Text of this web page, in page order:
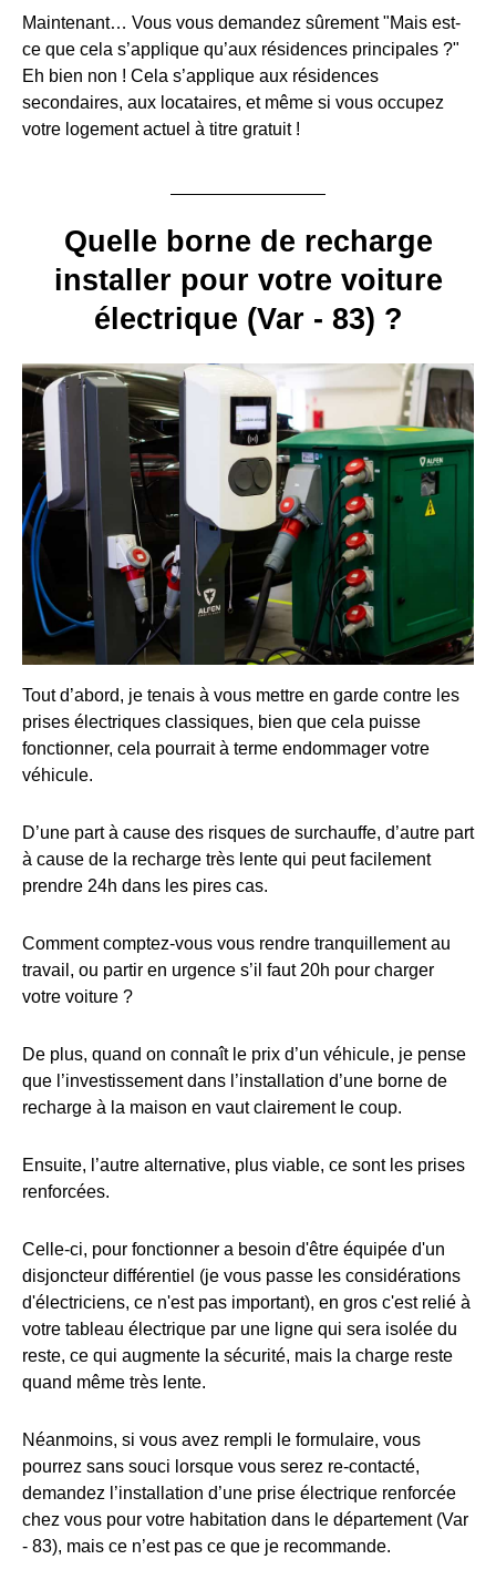
Maintenant… Vous vous demandez sûrement "Mais est-
ce que cela s’applique qu’aux résidences principales ?"
Eh bien non ! Cela s’applique aux résidences
secondaires, aux locataires, et même si vous occupez
votre logement actuel à titre gratuit !
Quelle borne de recharge
installer pour votre voiture
électrique (Var - 83) ?
Tout d’abord, je tenais à vous mettre en garde contre les
prises électriques classiques, bien que cela puisse
fonctionner, cela pourrait à terme endommager votre
véhicule.
D’une part à cause des risques de surchauffe, d’autre part
à cause de la recharge très lente qui peut facilement
prendre 24h dans les pires cas.
Comment comptez-vous vous rendre tranquillement au
travail, ou partir en urgence s’il faut 20h pour charger
votre voiture ?
De plus, quand on connaît le prix d’un véhicule, je pense
que l’investissement dans l’installation d’une borne de
recharge à la maison en vaut clairement le coup.
Ensuite, l’autre alternative, plus viable, ce sont les prises
renforcées.
Celle-ci, pour fonctionner a besoin d'être équipée d'un
disjoncteur différentiel (je vous passe les considérations
d'électriciens, ce n'est pas important), en gros c'est relié à
votre tableau électrique par une ligne qui sera isolée du
reste, ce qui augmente la sécurité, mais la charge reste
quand même très lente.
Néanmoins, si vous avez rempli le formulaire, vous
pourrez sans souci lorsque vous serez re-contacté,
demandez l’installation d’une prise électrique renforcée
chez vous pour votre habitation dans le département (Var
- 83), mais ce n’est pas ce que je recommande.